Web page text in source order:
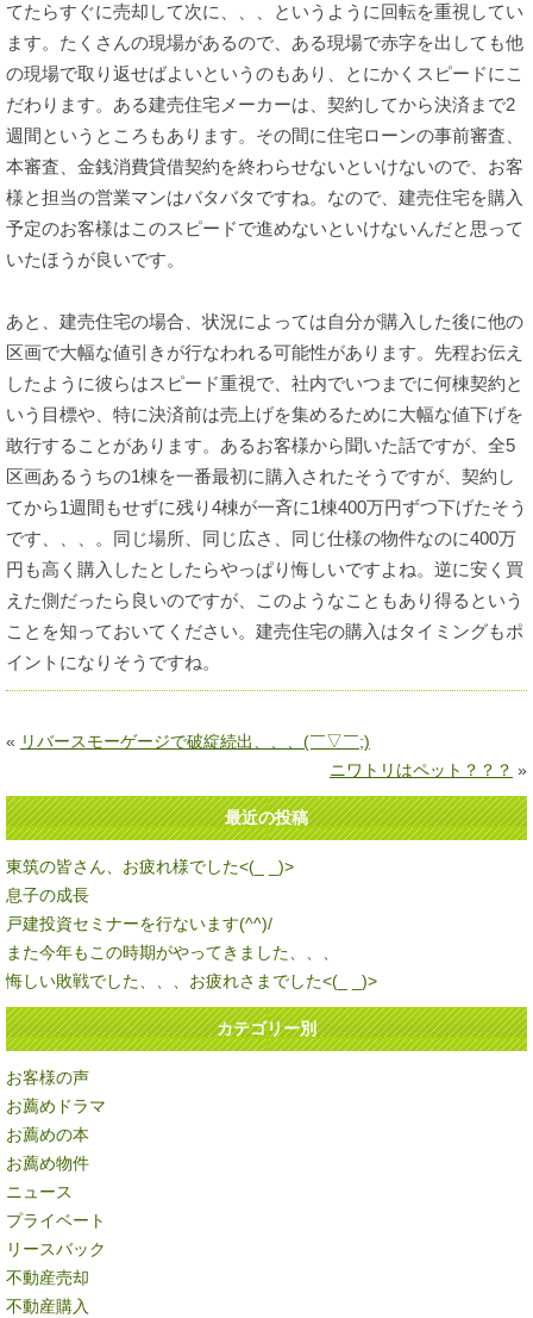
てたらすぐに売却して次に、、、というように回転を重視してい
ます。たくさんの現場があるので、ある現場で赤字を出しても他
の現場で取り返せばよいというのもあり、とにかくスピードにこ
だわります。ある建売住宅メーカーは、契約してから決済まで2
週間というところもあります。その間に住宅ローンの事前審査、
本審査、金銭消費貸借契約を終わらせないといけないので、お客
様と担当の営業マンはバタバタですね。なので、建売住宅を購入
予定のお客様はこのスピードで進めないといけないんだと思って
いたほうが良いです。
あと、建売住宅の場合、状況によっては自分が購入した後に他の
区画で大幅な値引きが行なわれる可能性があります。先程お伝え
したように彼らはスピード重視で、社内でいつまでに何棟契約と
いう目標や、特に決済前は売上げを集めるために大幅な値下げを
敢行することがあります。あるお客様から聞いた話ですが、全5
区画あるうちの1棟を一番最初に購入されたそうですが、契約し
てから1週間もせずに残り4棟が一斉に1棟400万円ずつ下げたそう
です、、、。同じ場所、同じ広さ、同じ仕様の物件なのに400万
円も高く購入したとしたらやっぱり悔しいですよね。逆に安く買
えた側だったら良いのですが、このようなこともあり得るという
ことを知っておいてください。建売住宅の購入はタイミングもポ
イントになりそうですね。
« リバースモーゲージで破綻続出、、、(￣▽￣;)
ニワトリはペット？？？ »
最近の投稿
東筑の皆さん、お疲れ様でした<(_ _)>
息子の成長
戸建投資セミナーを行ないます(^^)/
また今年もこの時期がやってきました、、、
悔しい敗戦でした、、、お疲れさまでした<(_ _)>
カテゴリー別
お客様の声
お薦めドラマ
お薦めの本
お薦め物件
ニュース
プライベート
リースバック
不動産売却
不動産購入